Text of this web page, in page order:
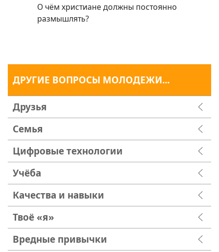
О чём христиане должны постоянно
размышлять?
ДРУГИЕ ВОПРОСЫ МОЛОДЕЖИ...
Друзья
Семья
Цифровые технологии
Учёба
Качества и навыки
Твоё «я»
Вредные привычки